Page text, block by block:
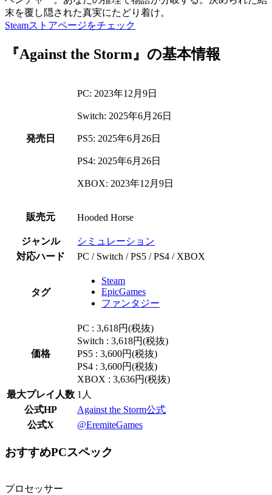
末を覆し隠された真実にたどり着け。
Steamストアページをチェック
『Against the Storm』の基本情報
発売日
PC: 2023年12月9日
Switch: 2025年6月26日
PS5: 2025年6月26日
PS4: 2025年6月26日
XBOX: 2023年12月9日
販売元 Hooded Horse
ジャンル
シミュレーション
対応ハード
PC / Switch / PS5 / PS4 / XBOX
タグ
Steam
EpicGames
ファンタジー
価格
PC : 3,618円(税抜)
Switch : 3,618円(税抜)
PS5 : 3,600円(税抜)
PS4 : 3,600円(税抜)
XBOX : 3,636円(税抜)
最大プレイ人数 1人
公式HP
Against the Storm公式
公式X
@EremiteGames
おすすめPCスペック
プロセッサー